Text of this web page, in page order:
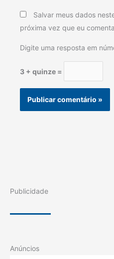
Salvar meus dados
próxima vez que eu
Digite uma resposta em
3 + quinze =
Publicidade
Anúncios